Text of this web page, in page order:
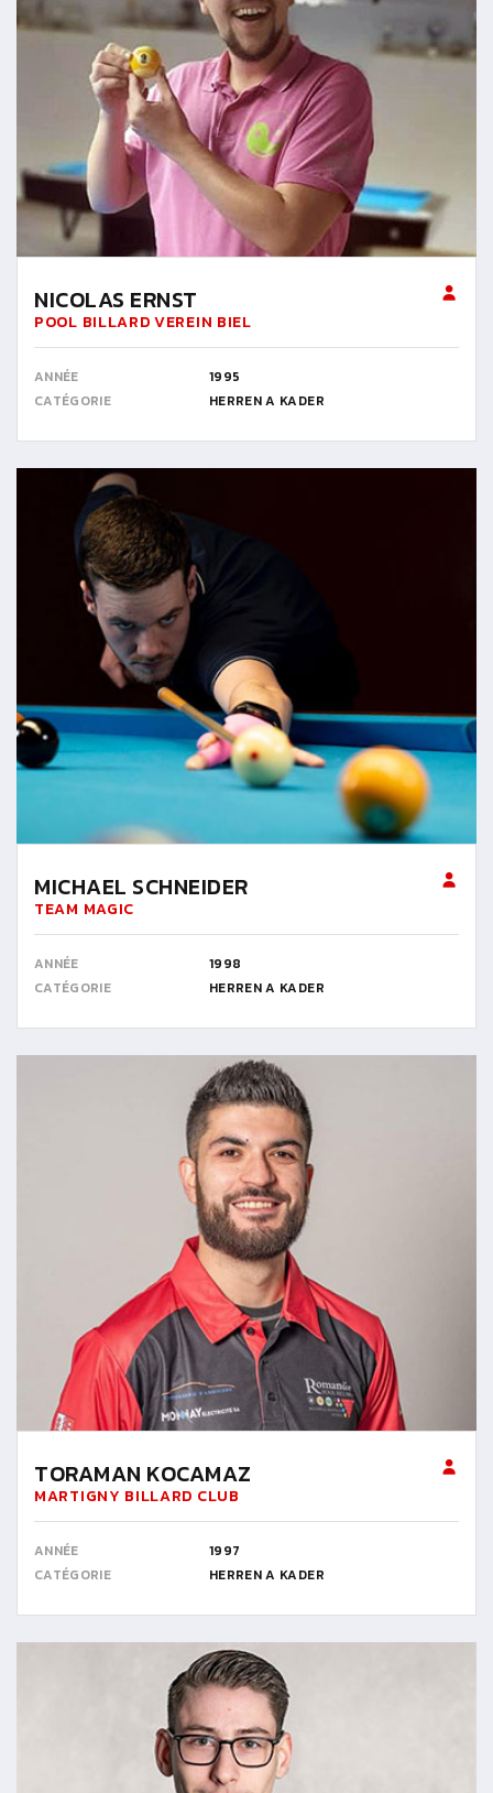
NICOLAS ERNST
POOL BILLARD VEREIN BIEL
ANNÉE
1995
CATÉGORIE
HERREN A KADER
MICHAEL SCHNEIDER
TEAM MAGIC
ANNÉE
1998
CATÉGORIE
HERREN A KADER
TORAMAN KOCAMAZ
MARTIGNY BILLARD CLUB
ANNÉE
1997
CATÉGORIE
HERREN A KADER